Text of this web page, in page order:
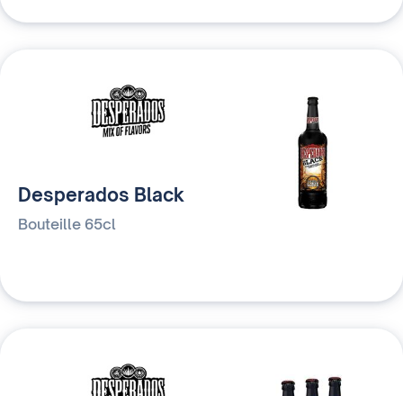
Desperados Black
Bouteille 65cl